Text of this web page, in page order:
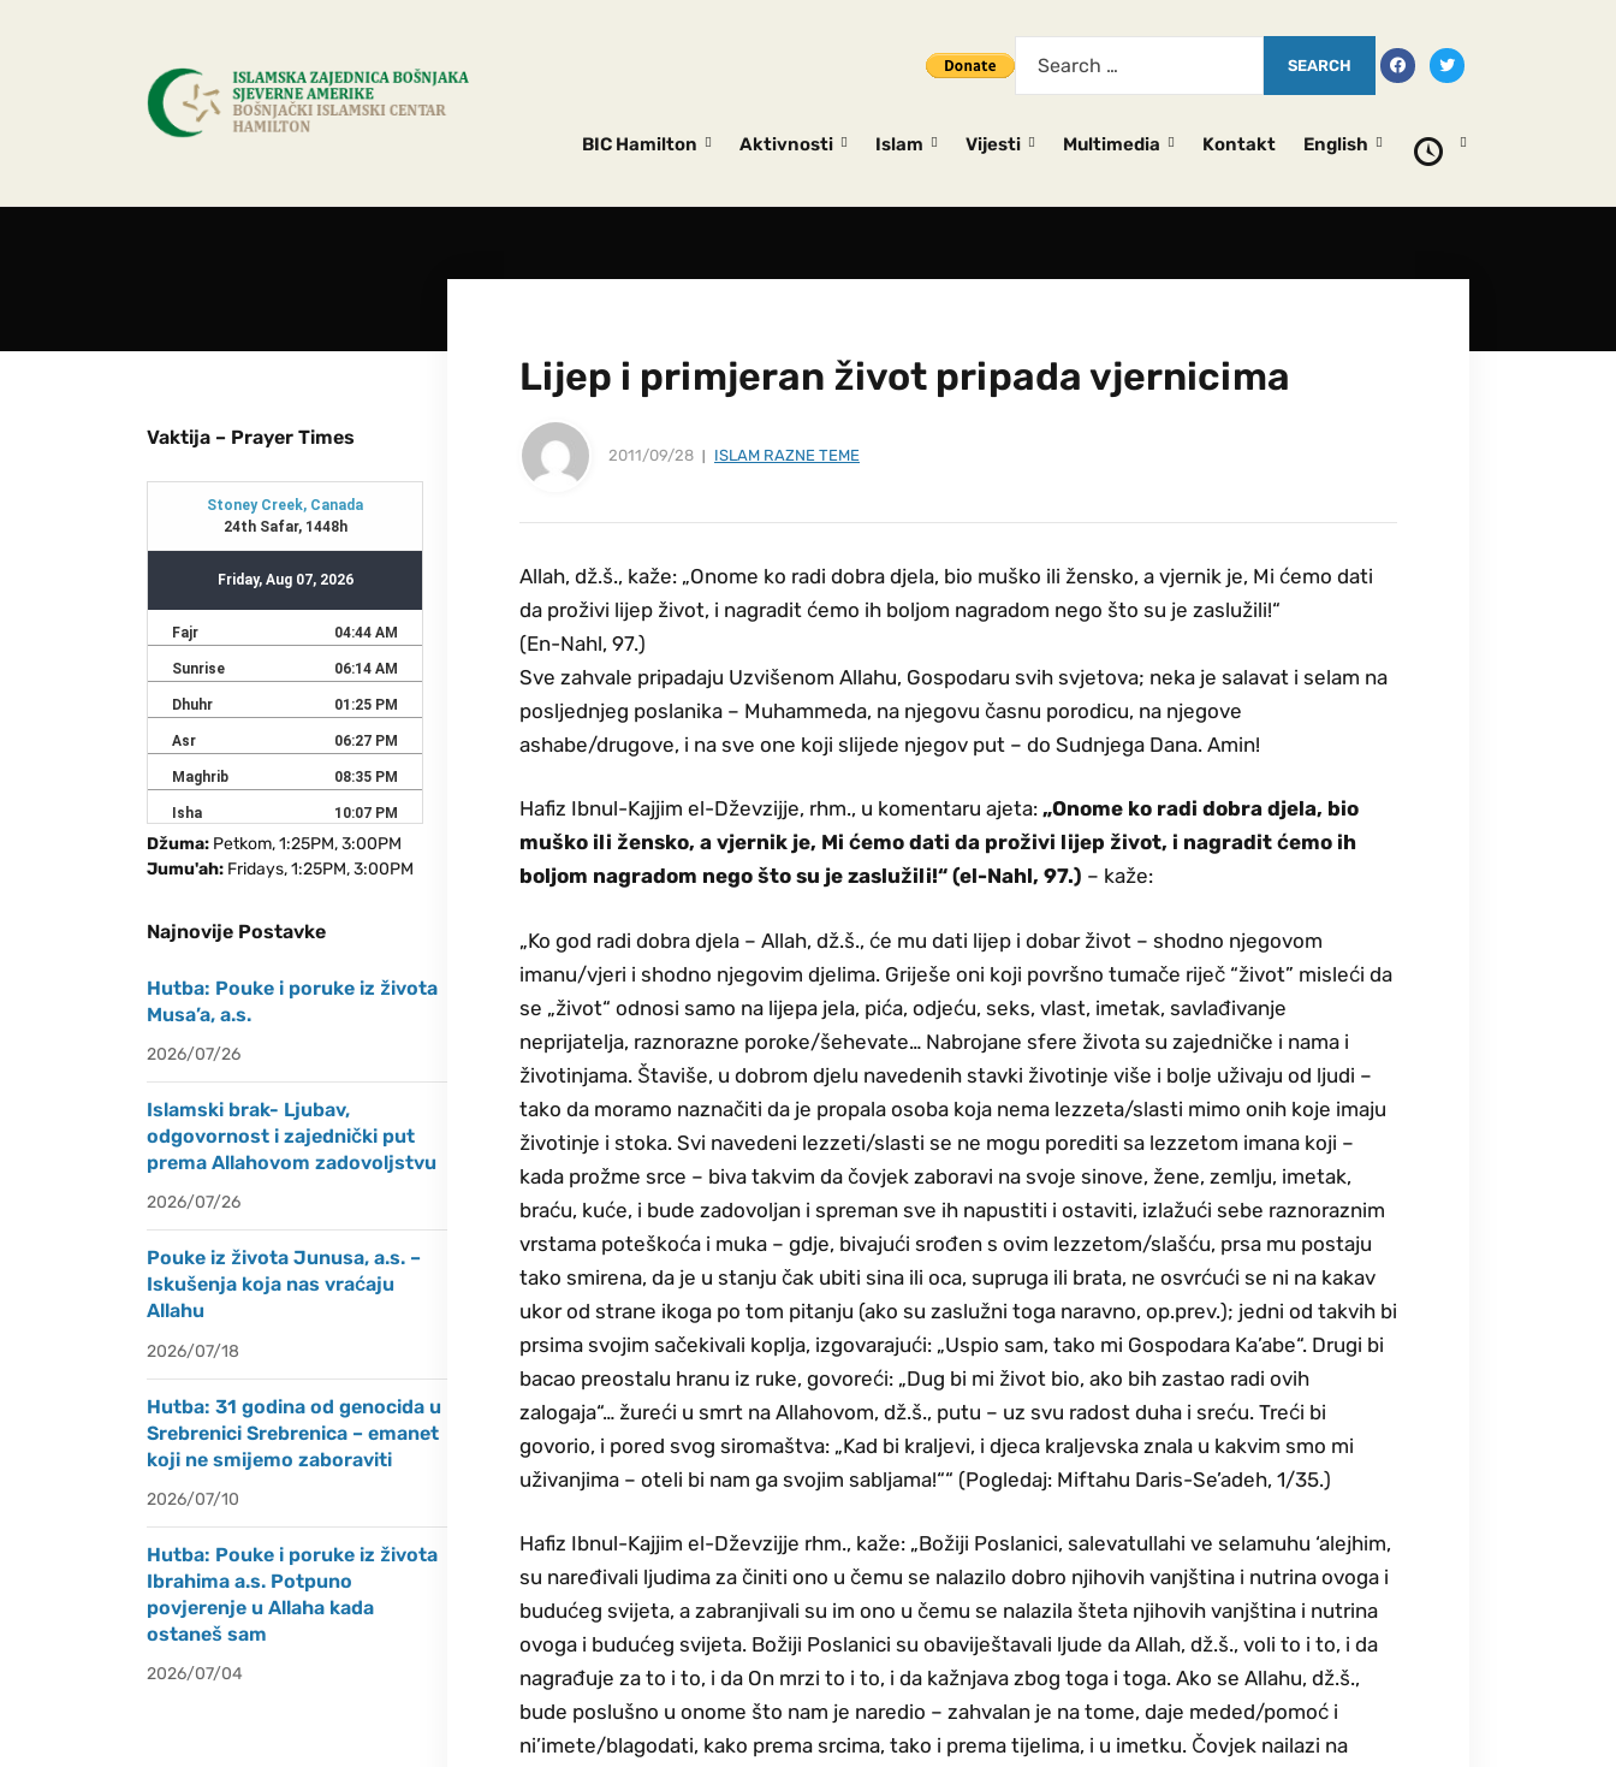
BIC Hamilton Aktivnosti Islam Vijesti Multimedia Kontakt English
Lijep i primjeran život pripada vjernicima
2011/09/28 ISLAM RAZNE TEME
Allah, dž.š., kaže: „Onome ko radi dobra djela, bio muško ili žensko, a vjernik je, Mi ćemo dati
da proživi lijep život, i nagradit ćemo ih boljom nagradom nego što su je zaslužili!“
(En-Nahl, 97.)
Sve zahvale pripadaju Uzvišenom Allahu, Gospodaru svih svjetova; neka je salavat i selam na
posljednjeg poslanika – Muhammeda, na njegovu časnu porodicu, na njegove
ashabe/drugove, i na sve one koji slijede njegov put – do Sudnjega Dana. Amin!
Hafiz Ibnul-Kajjim el-Dževzijje, rhm., u komentaru ajeta: „Onome ko radi dobra djela, bio
muško ili žensko, a vjernik je, Mi ćemo dati da proživi lijep život, i nagradit ćemo ih
boljom nagradom nego što su je zaslužili!“ (el-Nahl, 97.) – kaže:
„Ko god radi dobra djela – Allah, dž.š., će mu dati lijep i dobar život – shodno njegovom
imanu/vjeri i shodno njegovim djelima. Griješe oni koji površno tumače riječ “život” misleći da
se „život“ odnosi samo na lijepa jela, pića, odjeću, seks, vlast, imetak, savlađivanje
neprijatelja, raznorazne poroke/šehevate… Nabrojane sfere života su zajedničke i nama i
životinjama. Štaviše, u dobrom djelu navedenih stavki životinje više i bolje uživaju od ljudi –
tako da moramo naznačiti da je propala osoba koja nema lezzeta/slasti mimo onih koje imaju
životinje i stoka. Svi navedeni lezzeti/slasti se ne mogu porediti sa lezzetom imana koji –
kada prožme srce – biva takvim da čovjek zaboravi na svoje sinove, žene, zemlju, imetak,
braću, kuće, i bude zadovoljan i spreman sve ih napustiti i ostaviti, izlažući sebe raznoraznim
vrstama poteškoća i muka – gdje, bivajući srođen s ovim lezzetom/slašću, prsa mu postaju
tako smirena, da je u stanju čak ubiti sina ili oca, supruga ili brata, ne osvrćući se ni na kakav
ukor od strane ikoga po tom pitanju (ako su zaslužni toga naravno, op.prev.); jedni od takvih bi
prsima svojim sačekivali koplja, izgovarajući: „Uspio sam, tako mi Gospodara Ka’abe“. Drugi bi
bacao preostalu hranu iz ruke, govoreći: „Dug bi mi život bio, ako bih zastao radi ovih
zalogaja“… žureći u smrt na Allahovom, dž.š., putu – uz svu radost duha i sreću. Treći bi
govorio, i pored svog siromaštva: „Kad bi kraljevi, i djeca kraljevska znala u kakvim smo mi
uživanjima – oteli bi nam ga svojim sabljama!““ (Pogledaj: Miftahu Daris-Se’adeh, 1/35.)
Hafiz Ibnul-Kajjim el-Dževzijje rhm., kaže: „Božiji Poslanici, salevatullahi ve selamuhu ‘alejhim,
su naređivali ljudima za činiti ono u čemu se nalazilo dobro njihovih vanjština i nutrina ovoga i
budućeg svijeta, a zabranjivali su im ono u čemu se nalazila šteta njihovih vanjština i nutrina
ovoga i budućeg svijeta. Božiji Poslanici su obaviještavali ljude da Allah, dž.š., voli to i to, i da
nagrađuje za to i to, i da On mrzi to i to, i da kažnjava zbog toga i toga. Ako se Allahu, dž.š.,
bude poslušno u onome što nam je naredio – zahvalan je na tome, daje meded/pomoć i
ni’imete/blagodati, kako prema srcima, tako i prema tijelima, i u imetku. Čovjek nailazi na
Vaktija – Prayer Times
Džuma: Petkom, 1:25PM, 3:00PM
Jumu'ah: Fridays, 1:25PM, 3:00PM
Najnovije Postavke
Hutba: Pouke i poruke iz života
Musa’a, a.s.
2026/07/26
Islamski brak- Ljubav,
odgovornost i zajednički put
prema Allahovom zadovoljstvu
2026/07/26
Pouke iz života Junusa, a.s. –
Iskušenja koja nas vraćaju
Allahu
2026/07/18
Hutba: 31 godina od genocida u
Srebrenici Srebrenica – emanet
koji ne smijemo zaboraviti
2026/07/10
Hutba: Pouke i poruke iz života
Ibrahima a.s. Potpuno
povjerenje u Allaha kada
ostaneš sam
2026/07/04